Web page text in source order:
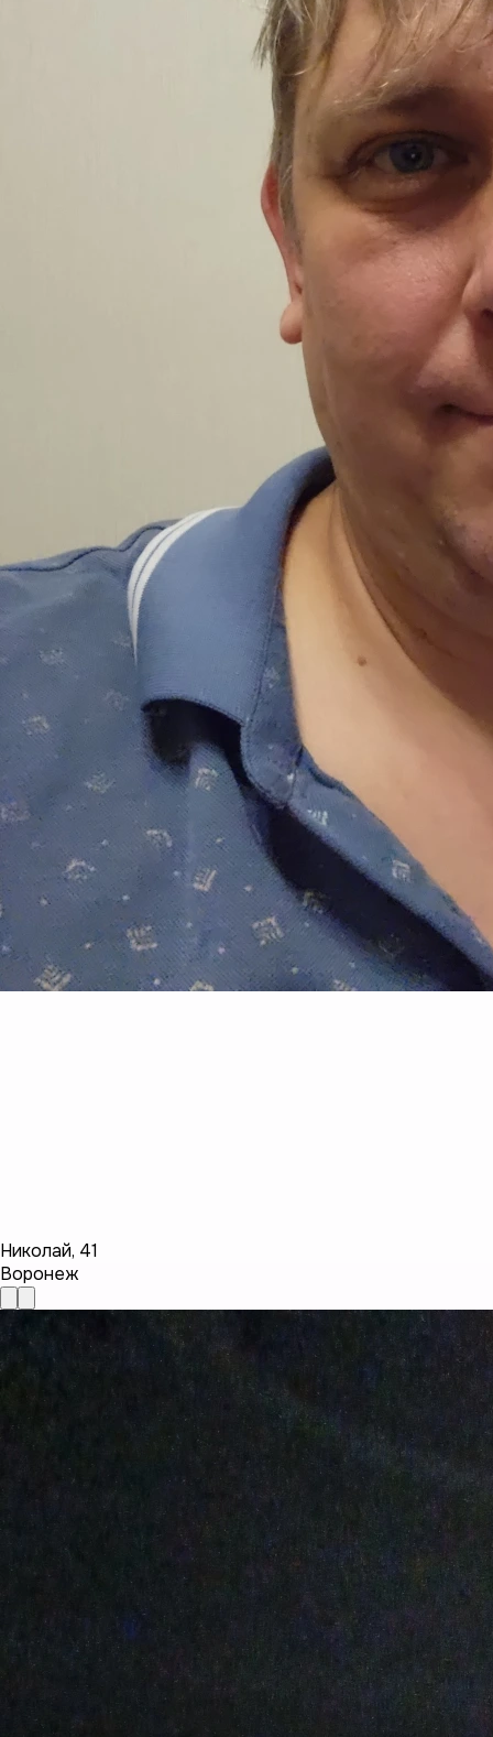
Николай, 41
Воронеж